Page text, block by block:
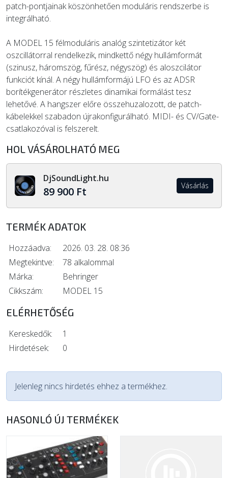
patch-pontjainak köszönhetően moduláris rendszerbe is
integrálható.
A MODEL 15 félmoduláris analóg szintetizátor két
oszcillátorral rendelkezik, mindkettő négy hullámformát
(szinusz, háromszög, fűrész, négyszög) és aloszcilátor
funkciót kínál. A négy hullámformájú LFO és az ADSR
borítékgenerátor részletes dinamikai formálást tesz
lehetővé. A hangszer előre összehuzalozott, de patch-
kábelekkel szabadon újrakonfigurálható. MIDI- és CV/Gate-
csatlakozóval is felszerelt.
HOL VÁSÁROLHATÓ MEG
DjSoundLight.hu
89 900 Ft Vásárlás
TERMÉK ADATOK
Hozzáadva:
2026. 03. 28. 08:36
Megtekintve:
78 alkalommal
Márka:
Behringer
Cikkszám:
MODEL 15
ELÉRHETŐSÉG
Kereskedők:
1
Hirdetések:
0
Jelenleg nincs hirdetés ehhez a termékhez.
HASONLÓ ÚJ TERMÉKEK